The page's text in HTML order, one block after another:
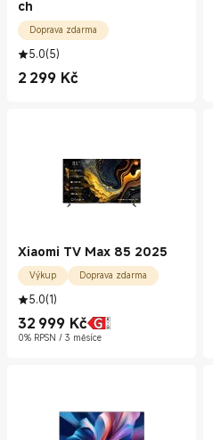
ch
Doprava zdarma
5.0(5)
2 299 Kč
Current Price Kč2299.00
Xiaomi TV Max 85 2025
Výkup Doprava zdarma
5.0(1)
32 999 Kč
Current Price Kč32999.00
0% RPSN / 3 měsíce